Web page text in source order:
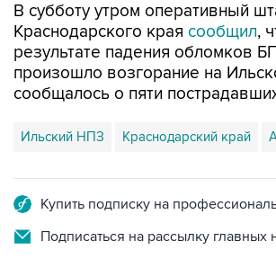
В субботу утром оперативный
Краснодарского края сообщил,
результате падения обломков
произошло возгорание на
сообщалось о пяти
Ильский НПЗ Краснодарский край
Купить подписку на
Подписаться на рассылку главных